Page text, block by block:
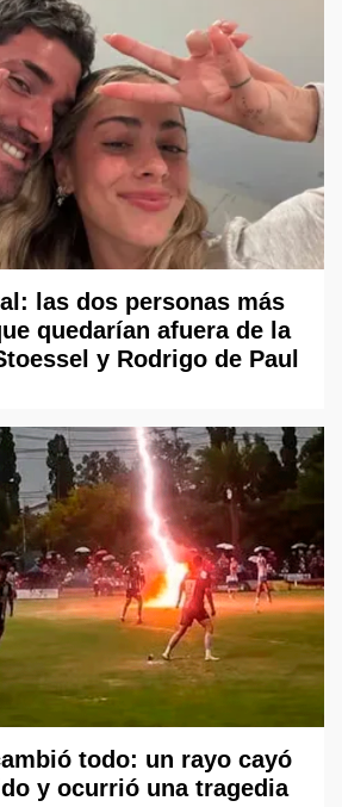
las dos personas más
quedarían afuera de la
y Rodrigo de Paul
todo: un rayo cayó
y ocurrió una tragedia